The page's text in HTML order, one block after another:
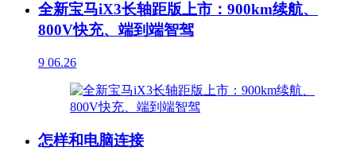
全新宝马iX3长轴距版上市：900km续航、
800V快充、端到端智驾
9 06.26
怎样和电脑连接